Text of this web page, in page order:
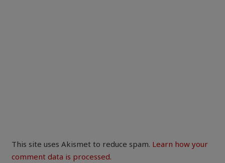
This site uses Akismet to reduce spam. Learn how your
comment data is processed.